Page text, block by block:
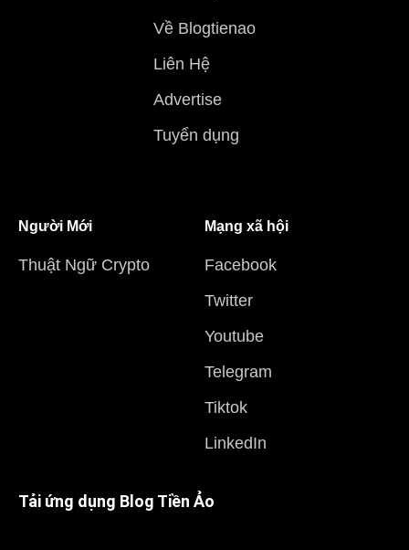
Về Blogtienao
Liên Hệ
Advertise
Tuyển dụng
Người Mới
Thuật Ngữ Crypto
Mạng xã hội
Facebook
Twitter
Youtube
Telegram
Tiktok
LinkedIn
Tải ứng dụng Blog Tiền Ảo